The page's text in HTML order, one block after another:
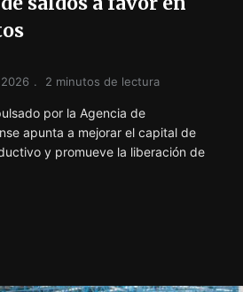
2 minutos de lectura
por la Agencia de
apunta a mejorar el capital de
y promueve la liberación de